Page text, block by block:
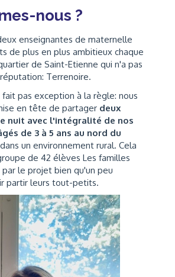
nous ?
enseignantes de maternelle
de plus en plus ambitieux chaque
de Saint-Etienne qui n'a pas
Terrenoire.
pas exception à la règle: nous
en tête de partager deux
nuit avec l'intégralité de nos
de 3 à 5 ans au nord du
un environnement rural. Cela
de 42 élèves Les familles
le projet bien qu'un peu
partir leurs tout-petits.